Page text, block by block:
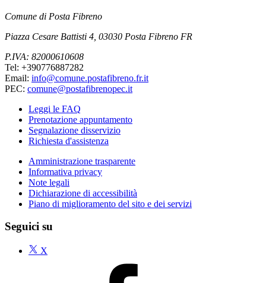
Comune di Posta Fibreno
Piazza Cesare Battisti 4, 03030 Posta Fibreno FR
P.IVA: 82000610608
Tel: +390776887282
Email: info@comune.postafibreno.fr.it
PEC: comune@postafibrenopec.it
Leggi le FAQ
Prenotazione appuntamento
Segnalazione disservizio
Richiesta d'assistenza
Amministrazione trasparente
Informativa privacy
Note legali
Dichiarazione di accessibilità
Piano di miglioramento del sito e dei servizi
Seguici su
X